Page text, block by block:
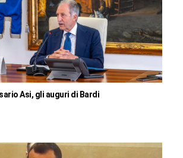
Asi, gli auguri di Bardi